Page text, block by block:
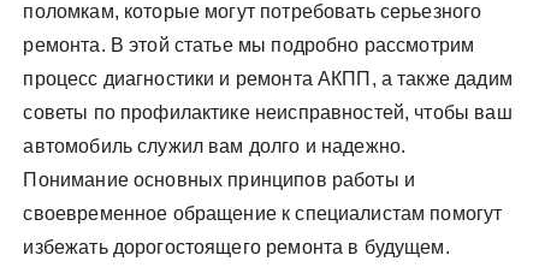
поломкам, которые могут потребовать серьезного
ремонта. В этой статье мы подробно рассмотрим
процесс диагностики и ремонта АКПП, а также дадим
советы по профилактике неисправностей, чтобы ваш
автомобиль служил вам долго и надежно.
Понимание основных принципов работы и
своевременное обращение к специалистам помогут
избежать дорогостоящего ремонта в будущем.